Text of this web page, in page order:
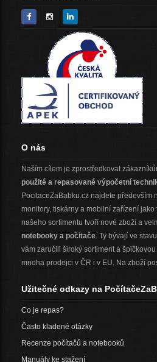
O nás
Naším cílem je zprostředkovat
použité a repasované výpočetní
PocitaceZaBabku.cz najdete především
monitory, tiskárny a mobilní zařízení jako
našeho sortimentu tvoří nové zboží a
notebooky a počítače. Ty bývají ve
vám zaručili široký sortiment a
mnoha prodejci v ČR i v EU. Na zboží
Užitečné odkazy na
Co je repas?
Často kladené otázky
Recenze počítačů a notebooků
Manuály ke stažení